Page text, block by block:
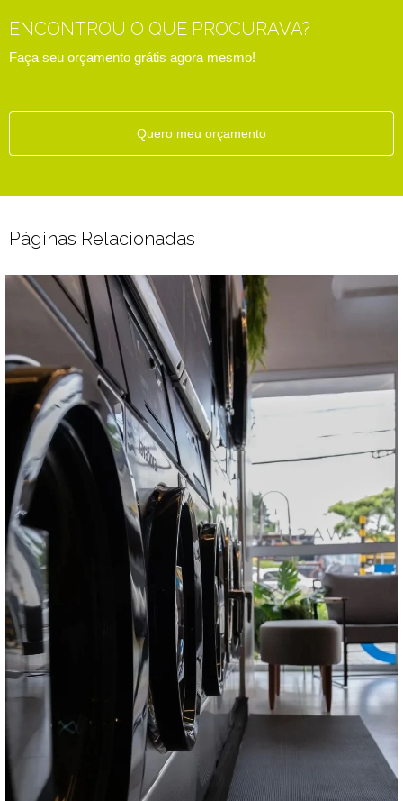
ENCONTROU O QUE PROCURAVA?
Faça seu orçamento grátis agora mesmo!
Quero meu orçamento
Páginas Relacionadas